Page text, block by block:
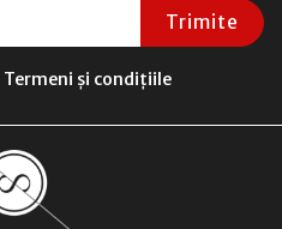
Trimite
Termeni și condițiile